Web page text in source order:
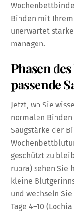
Binden mit
unerwartet
managen.
Phasen
passende
Jetzt, wo Sie
normalen
Saugstärke der
geschützt zu
rubra) sehen Sie
kleine
und wechseln
Tage 4–10